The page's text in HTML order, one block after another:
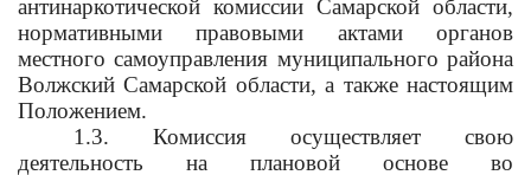
антинаркотической комиссии Самарской области,
нормативными правовыми актами органов
местного самоуправления муниципального района
Волжский Самарской области, а также настоящим
Положением.
1.3. Комиссия осуществляет свою
деятельность на плановой основе во